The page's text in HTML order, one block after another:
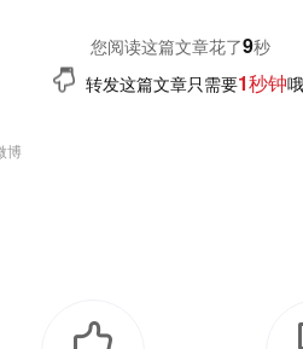
您阅读这篇文章花了10秒
转发这篇文章只需要1秒钟哦
博